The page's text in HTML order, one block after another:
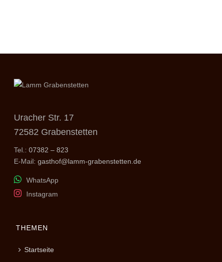
Uracher Str. 17
72582 Grabenstetten
Tel.:07382 – 823
E-Mail:gasthof@lamm-grabenstetten.de
WhatsApp
Instagram
THEMEN
Startseite